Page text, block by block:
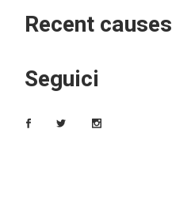
Recent causes
Seguici